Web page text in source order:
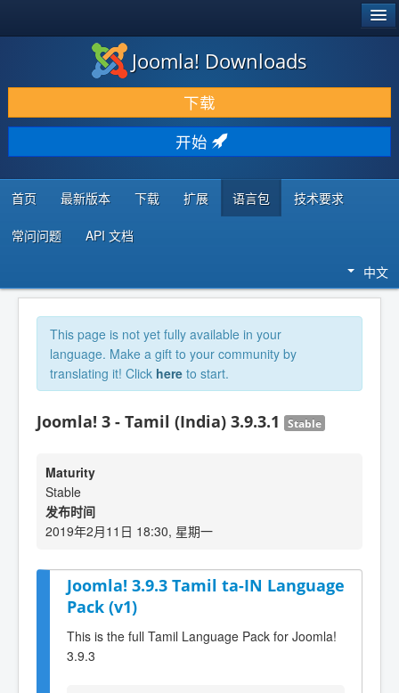
下载 & 扩展
发现 & 学习
社区 & 支持
开发者资源
Joomla! Downloads
下载
开始
首页 最新版本 下载 扩展 语言包 技术要求
常问问题 API 文档
中文
This page is not yet fully available in your
language. Make a gift to your community by
translating it! Click here to start.
Joomla! 3 - Tamil (India) 3.9.3.1 Stable
Maturity
Stable
发布时间
2019年2月11日 18:30, 星期一
Joomla! 3.9.3 Tamil ta-IN Language
Pack (v1)
This is the full Tamil Language Pack for Joomla!
3.9.3